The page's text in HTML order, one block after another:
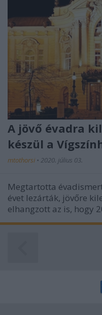
A jövő évadra
készül a
mtothorsi • 2020. július 03.
Megtartotta
évet lezárták, jövőre
elhangzott az is, hogy